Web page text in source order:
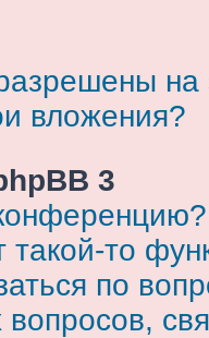
вложения?
3
такой-то
по